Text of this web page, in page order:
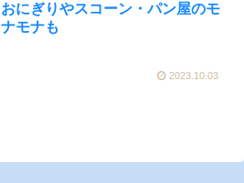
おにぎりやスコーン・パン屋のモ
ナモナも
2023.10.03